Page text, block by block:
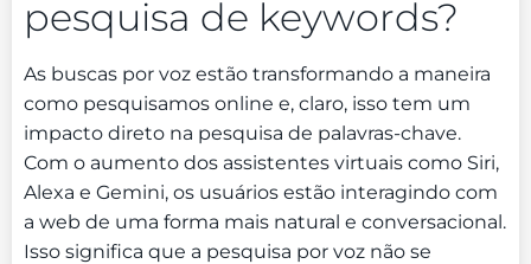
pesquisa de keywords?
As buscas por voz estão transformando a maneira
como pesquisamos online e, claro, isso tem um
impacto direto na pesquisa de palavras-chave.
Com o aumento dos assistentes virtuais como Siri,
Alexa e Gemini, os usuários estão interagindo com
a web de uma forma mais natural e conversacional.
Isso significa que a pesquisa por voz não se